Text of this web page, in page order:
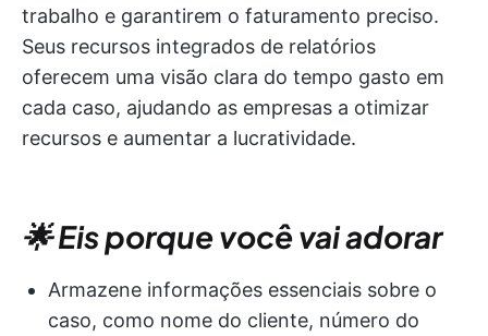
trabalho e garantirem o faturamento preciso.
Seus recursos integrados de relatórios
oferecem uma visão clara do tempo gasto em
cada caso, ajudando as empresas a otimizar
recursos e aumentar a lucratividade.
🌟 Eis porque você vai adorar
Armazene informações essenciais sobre o
caso, como nome do cliente, número do